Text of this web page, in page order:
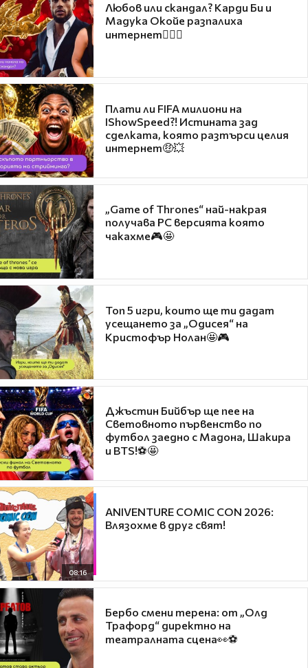
Любов или скандал? Карди Би и
Мадука Окойе разпалиха
интернет❤️‍🔥🔥
Плати ли FIFA милиони на
IShowSpeed?! Истината зад
сделката, която разтърси целия
интернет🤑💥
„Game of Thrones“ най-накрая
получава PC версията която
чакахме🎮🤩
Топ 5 игри, които ще ти дадат
усещането за „Одисея“ на
Кристофър Нолан🤩🎮
Джъстин Бийбър ще пее на
Световното първенство по
футбол заедно с Мадона, Шакира
и BTS!⚽🤩
08:16
ANIVENTURE COMIC CON 2026:
Влязохме в друг свят!
Бербо смени терена: от „Олд
Трафорд“ директно на
театралната сцена👀⚽